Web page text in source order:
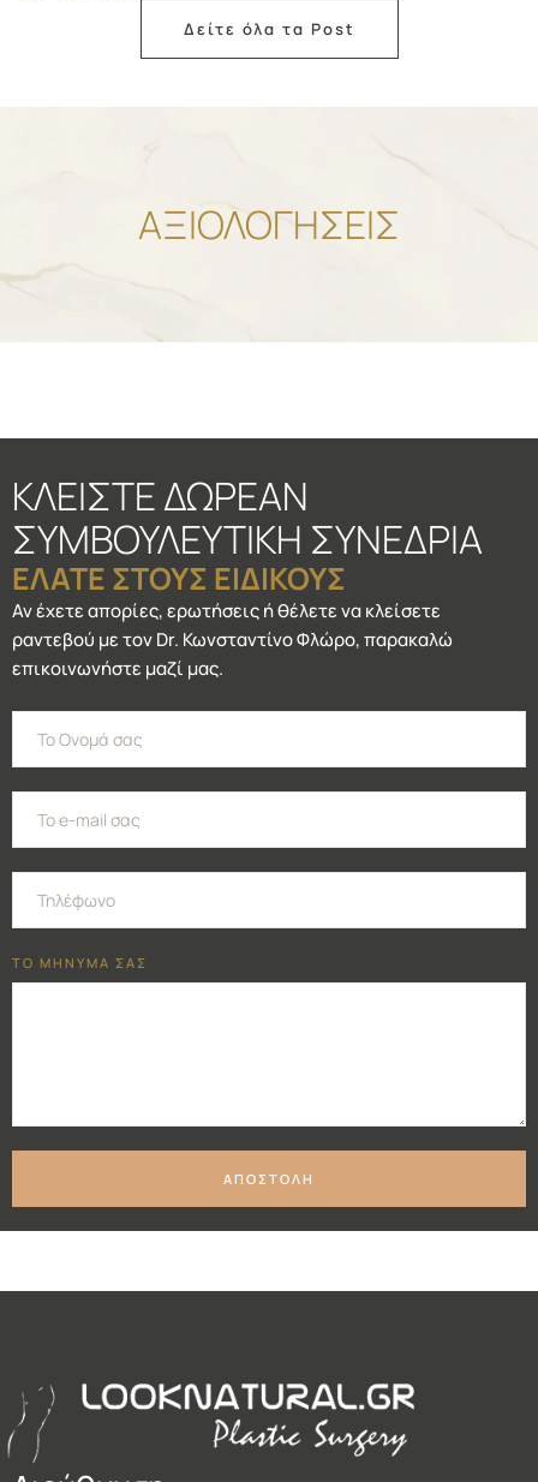
Δείτε όλα τα Post
ΑΞΙΟΛΟΓΗΣΕΙΣ
ΚΛΕΙΣΤΕ ΔΩΡΕΑΝ
ΣΥΜΒΟΥΛΕΥΤΙΚΗ ΣΥΝΕΔΡΙΑ
ΕΛΑΤΕ ΣΤΟΥΣ ΕΙΔΙΚΟΥΣ
Αν έχετε απορίες, ερωτήσεις ή θέλετε να κλείσετε
ραντεβού με τον Dr. Κωνσταντίνο Φλώρο, παρακαλώ
επικοινωνήστε μαζί μας.
ΤΟ ΜΗΝΥΜΑ ΣΑΣ
ΑΠΟΣΤΟΛΗ